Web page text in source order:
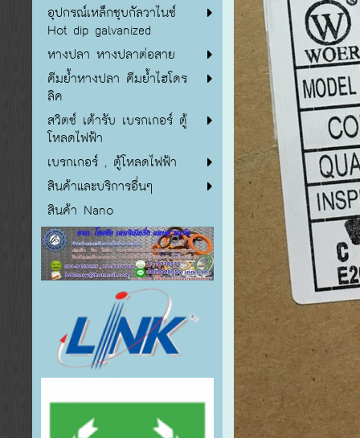
อุปกรณ์เหล็กชุบกัลวาไนซ์
Hot dip galvanized
หางปลา หางปลาต่อสาย
คีมย้ำหางปลา คีมย้ำไฮโดร
ลิค
สวิตซ์ เต้ารับ เบรกเกอร์ ตู้
โหลดไฟฟ้า
เบรกเกอร์ , ตู้โหลดไฟฟ้า
สินค้าและบริการอื่นๆ
สินค้า Nano